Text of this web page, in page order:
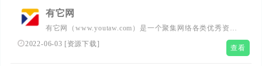
有它网
有它网（www.youtaw.com）是一个聚集网络各类优秀资源
的网站，有唯美句子，高清壁纸，商业源码，精品软件，博
2022-06-03 [资源下载] 查看